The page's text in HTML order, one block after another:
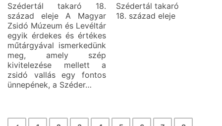
Szédertál takaró 18.
század eleje A Magyar
Zsidó Múzeum és Levéltár
egyik érdekes és értékes
műtárgyával ismerkedünk
meg, amely szép
kivitelezése mellett a
zsidó vallás egy fontos
ünnepének, a Széder…
Szédertál takaró
18. század eleje